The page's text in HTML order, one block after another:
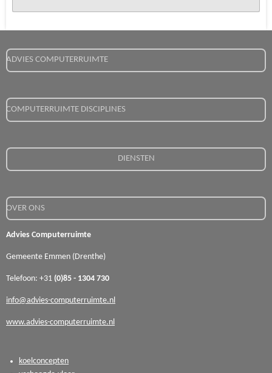
ADVIES COMPUTERRUIMTE
COMPUTERRUIMTE DISCIPLINES
DIENSTEN
OVER ONS
Advies Computerruimte
Gemeente Emmen (Drenthe)
Telefoon: +31 (0)85 - 1304 730
info@advies-computerruimte.nl
www.advies-computerruimte.nl
koelconcepten